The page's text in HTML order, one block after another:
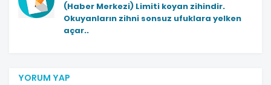
(Haber Merkezi) Limiti koyan zihindir.
Okuyanların zihni sonsuz ufuklara yelken
açar..
YORUM YAP